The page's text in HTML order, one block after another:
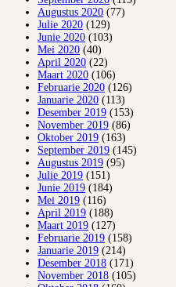
Augustus 2020 (77)
Julie 2020 (129)
Junie 2020 (103)
Mei 2020 (40)
April 2020 (22)
Maart 2020 (106)
Februarie 2020 (126)
Januarie 2020 (113)
Desember 2019 (153)
November 2019 (86)
Oktober 2019 (163)
September 2019 (145)
Augustus 2019 (95)
Julie 2019 (151)
Junie 2019 (184)
Mei 2019 (116)
April 2019 (188)
Maart 2019 (127)
Februarie 2019 (158)
Januarie 2019 (214)
Desember 2018 (171)
November 2018 (105)